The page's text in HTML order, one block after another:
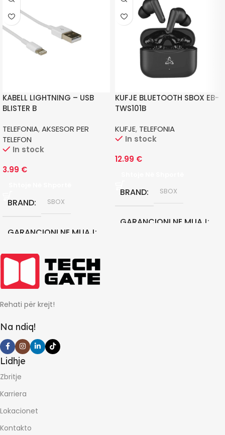
KABELL LIGHTNING – USB
BLISTER B
TELEFONIA,AKSESOR PER
TELEFON
In stock
3.99 €
BRAND SBOX
GARANCIONI NE MUAJ
12
KUFJE BLUETOOTH SBOX EB-
TWS101B
KUFJE, TELEFONIA
In stock
12.99 €
BRAND SBOX
GARANCIONI NE MUAJ
Rehati për krejt!
Na ndiq!
Lidhje
Zbritje
Karriera
Lokacionet
Kontakto